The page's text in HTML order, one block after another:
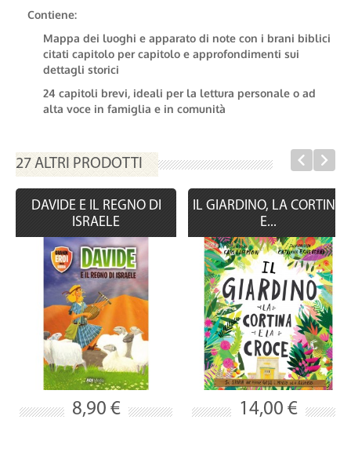
Contiene:
Mappa dei luoghi e apparato di note con i brani biblici
citati capitolo per capitolo e approfondimenti sui
dettagli storici
24 capitoli brevi, ideali per la lettura personale o ad
alta voce in famiglia e in comunità
27 ALTRI PRODOTTI
DAVIDE E IL REGNO DI
ISRAELE
8,90 €
IL GIARDINO, LA CORTINA
E...
14,00 €